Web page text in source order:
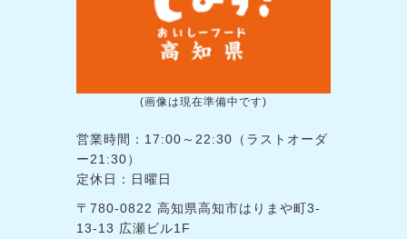
(画像は現在準備中です)
営業時間：17:00～22:30（ラストオーダ
ー21:30）
定休日：日曜日
〒780-0822 高知県高知市はりまや町3-
13-13 広瀬ビル1F